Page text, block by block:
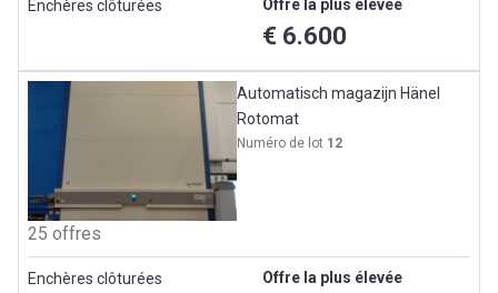
Enchères clôturées Offre la plus élevée
€ 6.600
Automatisch magazijn Hänel
Rotomat
Numéro de lot 12
25 offres
Enchères clôturées Offre la plus élevée